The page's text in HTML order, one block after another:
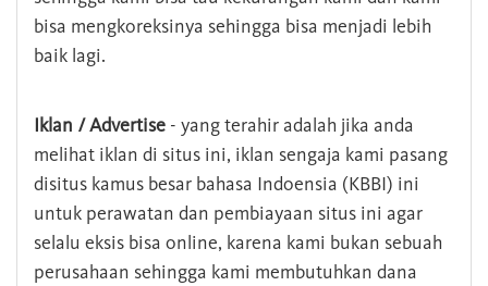
bisa mengkoreksinya sehingga bisa menjadi lebih
baik lagi.
Iklan / Advertise - yang terahir adalah jika anda
melihat iklan di situs ini, iklan sengaja kami pasang
disitus kamus besar bahasa Indoensia (KBBI) ini
untuk perawatan dan pembiayaan situs ini agar
selalu eksis bisa online, karena kami bukan sebuah
perusahaan sehingga kami membutuhkan dana